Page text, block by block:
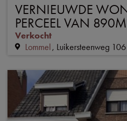
VERNIEUWDE
PERCEEL VAN
Verkocht
Lommel Luikersteenweg 106